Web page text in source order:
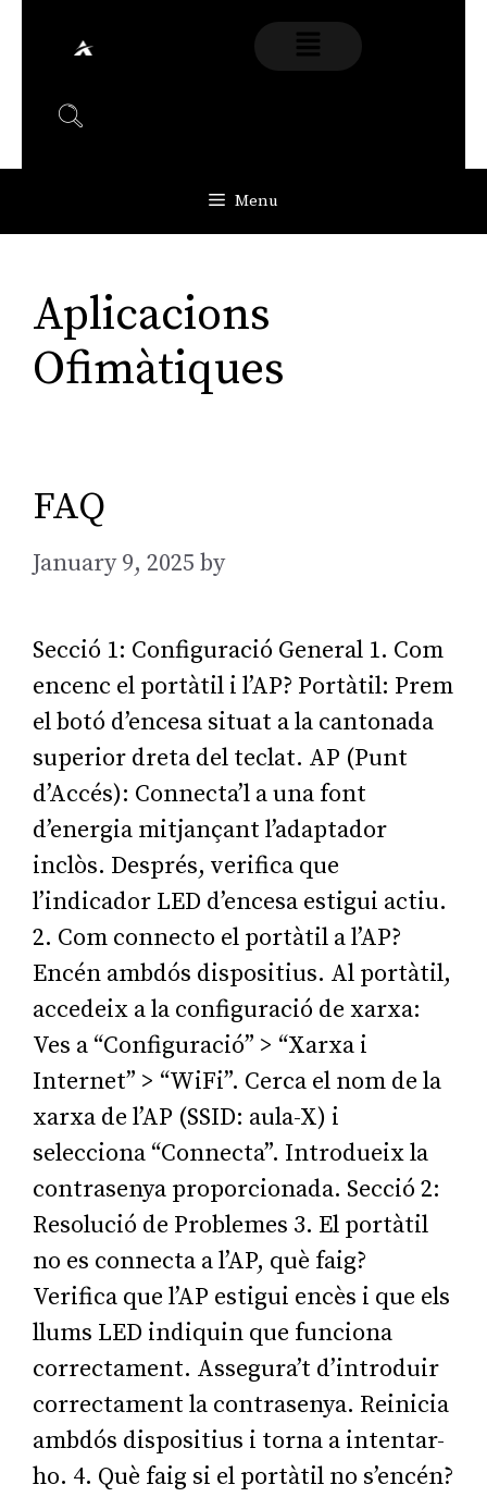
Menu
Aplicacions
Ofimàtiques
FAQ
January 9, 2025 by
Secció 1: Configuració General 1. Com
encenc el portàtil i l’AP? Portàtil: Prem
el botó d’encesa situat a la cantonada
superior dreta del teclat. AP (Punt
d’Accés): Connecta’l a una font
d’energia mitjançant l’adaptador
inclòs. Després, verifica que
l’indicador LED d’encesa estigui actiu.
2. Com connecto el portàtil a l’AP?
Encén ambdós dispositius. Al portàtil,
accedeix a la configuració de xarxa:
Ves a “Configuració” > “Xarxa i
Internet” > “WiFi”. Cerca el nom de la
xarxa de l’AP (SSID: aula-X) i
selecciona “Connecta”. Introdueix la
contrasenya proporcionada. Secció 2:
Resolució de Problemes 3. El portàtil
no es connecta a l’AP, què faig?
Verifica que l’AP estigui encès i que els
llums LED indiquin que funciona
correctament. Assegura’t d’introduir
correctament la contrasenya. Reinicia
ambdós dispositius i torna a intentar-
ho. 4. Què faig si el portàtil no s’encén?